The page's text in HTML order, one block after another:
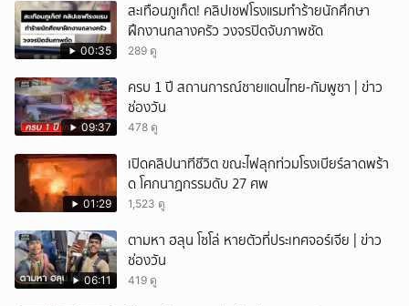
00:35
สะเทือนภูเก็ต! คลิปเชฟโรงแรมทำร้ายนักศึกษา
ฝึกงานกลางครัว วงจรปิดจับภาพชัด
289 ดู
09:37
ครบ 1 ปี สถานการณ์ชายแดนไทย-กัมพูชา | ข่าว
ช่องวัน
478 ดู
01:29
เปิดคลิปนาทีชีวิต ขณะไฟลุกท่วมโรงเบียร์ลาดพร้า
ด โศกนาฏกรรมดับ 27 ศพ
1,523 ดู
06:11
ตามหา ฮลุน โซโล่ หายตัวที่ประเทศจอร์เจีย | ข่าว
ช่องวัน
419 ดู